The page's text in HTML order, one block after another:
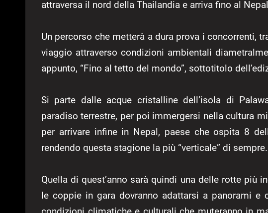
attraversa il nord della Thailandia e arriva fino al
Un percorso che metterà a dura prova i concorrenti,
viaggio attraverso condizioni ambientali
appunto, “Fino al tetto del mondo”, sottotitolo
Si parte dalle acque cristalline dell’isola di
paradiso terrestre, per poi immergersi nella cultura
per arrivare infine in Nepal, paese che ospita 8
rendendo questa stagione la più “verticale” di sempre.
Quella di quest’anno sarà quindi una delle rotte più
le coppie in gara dovranno adattarsi a panorami e